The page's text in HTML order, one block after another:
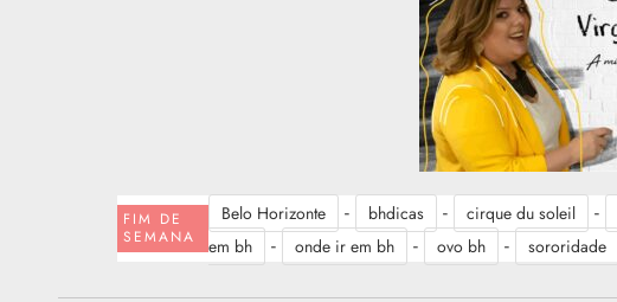
FIM DE
SEMANA
Belo Horizonte - bhdicas - cirque du soleil -
em bh
- onde ir em bh - ovo bh - sororidade